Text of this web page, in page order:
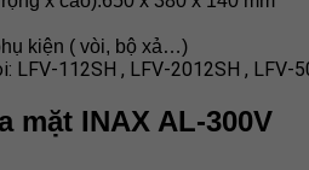
kiện ( vòi, bộ xả…)
LFV-112SH , LFV-2012SH , LFV-
mặt INAX AL-300V